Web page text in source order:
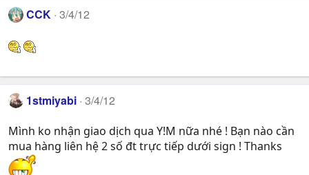
CCK 3/4/12
1stmiyabi 3/4/12
Mình ko nhận giao dịch qua Y!M nữa nhé ! Bạn nào cần
mua hàng liên hệ 2 số đt trực tiếp dưới sign ! Thanks